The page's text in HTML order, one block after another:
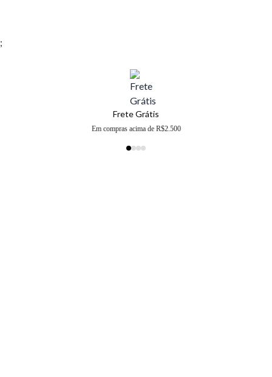
;
Frete Grátis
Em compras acima de R$2.500